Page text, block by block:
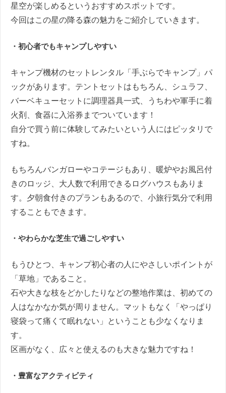
星空が楽しめるというおすすめスポットです。
今回はこの星の降る森の魅力をご紹介していきます。
・初心者でもキャンプしやすい
キャンプ機材のセットレンタル「手ぶらでキャンプ」パ
ックがあります。テントセットはもちろん、シュラフ、
バーベキューセットに調理器具一式、うちわや軍手に着
火剤、食器に入浴券までついています！
自分で買う前に体験してみたいという人にはピッタリで
すね。
もちろんバンガローやコテージもあり、暖炉やお風呂付
きのロッジ、大人数で利用できるログハウスもありま
す。夕朝食付きのプランもあるので、小旅行気分で利用
することもできます。
・やわらかな芝生で過ごしやすい
もうひとつ、キャンプ初心者の人にやさしいポイントが
「草地」であること。
石や大きな枝をどかしたりなどの整地作業は、初めての
人はなかなか気が周りません。マットもなく「やっぱり
寝袋って痛くて眠れない」ということも少なくなりま
す。
区画がなく、広々と使えるのも大きな魅力ですね！
・豊富なアクティビティ